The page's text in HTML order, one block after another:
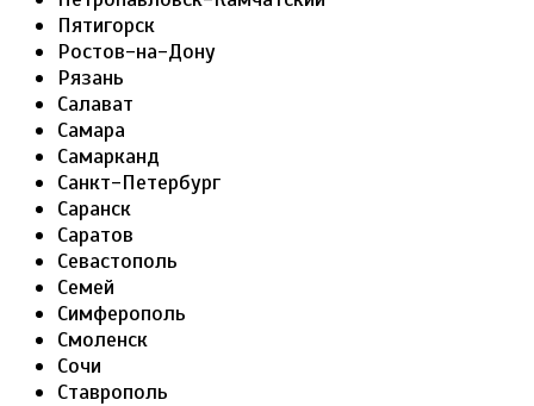
Пятигорск
Ростов-на-Дону
Рязань
Салават
Самара
Самарканд
Санкт-Петербург
Саранск
Саратов
Севастополь
Семей
Симферополь
Смоленск
Сочи
Ставрополь